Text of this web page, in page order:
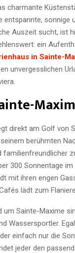
charmante
entspannte, sonnige
Auszeit sucht, ist
ein
in Sainte-
unvergesslichen
direkt am Golf von
berühmten
familienfreundlicher
300 Sonnentage im
mit ihren engen
lädt zum
um Sainte-Maxime
Wassersportler.
einfach nur die
jeder den